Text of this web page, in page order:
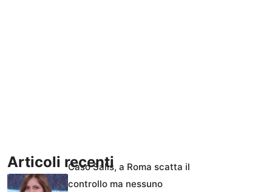
Articoli recentiCaso Salis, a Roma scatta il
controllo ma nessuno